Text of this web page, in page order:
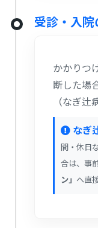
受診・入院
かかりつ
断した場
（なぎ辻
なぎ
間・休日
合は、事
ン」 へ直